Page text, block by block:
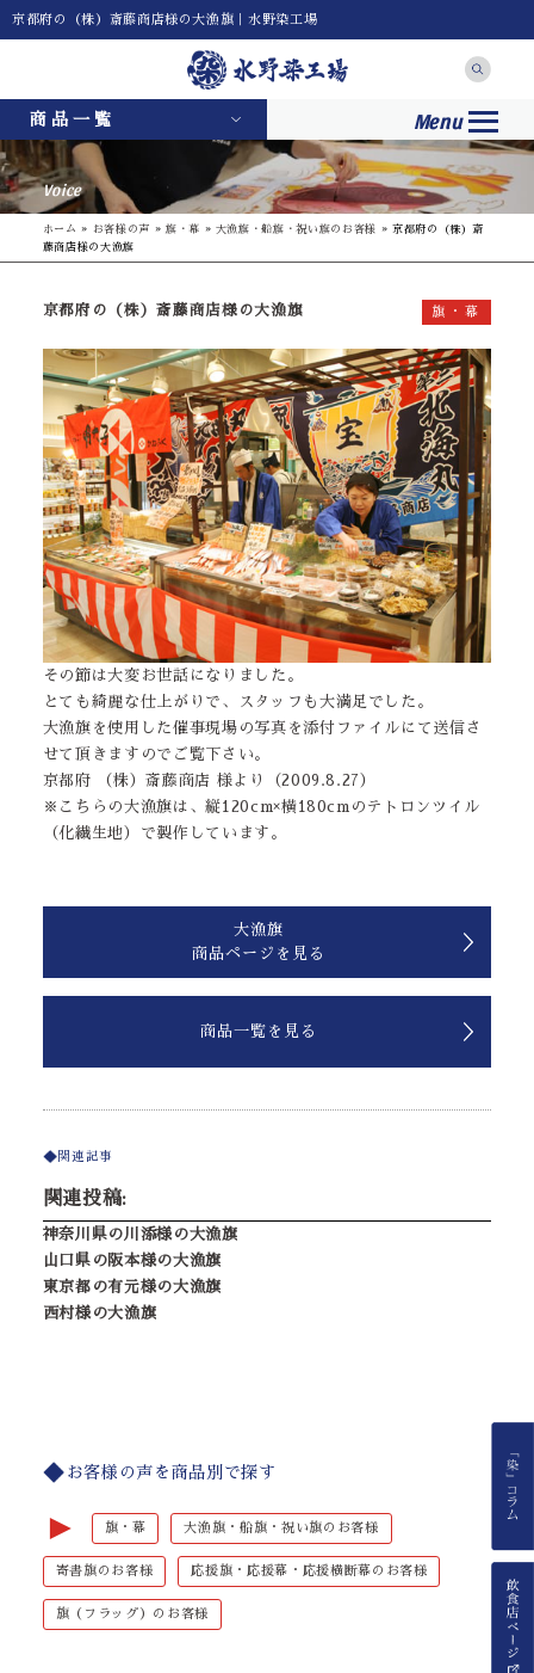
京都府の（株）斎藤商店様の大漁旗｜水野染工場
商品一覧 Menu
Voice
ホーム » お客様の声 » 旗・幕 » 大漁旗・船旗・祝い旗のお客様 » 京都府の（株）斎
藤商店様の大漁旗
京都府の（株）斎藤商店様の大漁旗 旗・幕
その節は大変お世話になりました。
とても綺麗な仕上がりで、スタッフも大満足でした。
大漁旗を使用した催事現場の写真を添付ファイルにて送信さ
せて頂きますのでご覧下さい。
京都府 （株）斎藤商店 様より（2009.8.27）
※こちらの大漁旗は、縦120cm×横180cmのテトロンツイル
（化繊生地）で製作しています。
商品一覧を見る
大漁旗
商品ページを見る
関連記事
関連投稿:
神奈川県の川添様の大漁旗
山口県の阪本様の大漁旗
東京都の有元様の大漁旗
西村様の大漁旗
お客様の声を商品別で探す
► 旗・幕 大漁旗・船旗・祝い旗のお客様
寄書旗のお客様 応援旗・応援幕・応援横断幕のお客様
旗（フラッグ）のお客様